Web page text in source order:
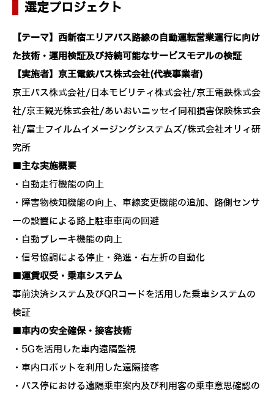
選定プロジェクト
【テーマ】西新宿エリアバス路線の自動運転営業運行に向け
た技術・運用検証及び持続可能なサービスモデルの検証
【実施者】京王電鉄バス株式会社(代表事業者)
京王バス株式会社/日本モビリティ株式会社/京王電鉄株式会
社/京王観光株式会社/あいおいニッセイ同和損害保険株式会
社/富士フイルムイメージングシステムズ/株式会社オリィ研
究所
■主な実施概要
・自動走行機能の向上
・障害物検知機能の向上、車線変更機能の追加、路側センサ
ーの設置による路上駐車車両の回避
・自動ブレーキ機能の向上
・信号協調による停止・発進・右左折の自動化
■運賃収受・乗車システム
事前決済システム及びQRコードを活用した乗車システムの
検証
■車内の安全確保・接客技術
・5Gを活用した車内遠隔監視
・車内ロボットを利用した遠隔接客
・バス停における遠隔乗車案内及び利用客の乗車意思確認の